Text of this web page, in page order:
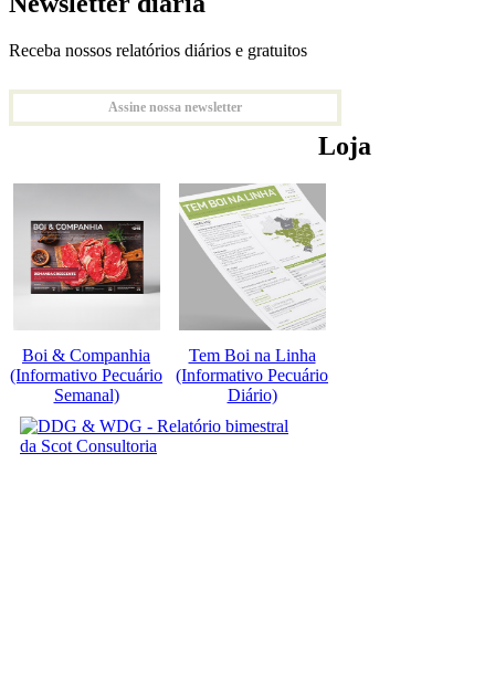
Receba nossos relatórios diários e gratuitos
Assine nossa newsletter
Loja
Boi & Companhia
(Informativo Pecuário
Semanal)
Tem Boi na Linha
(Informativo Pecuário
Diário)